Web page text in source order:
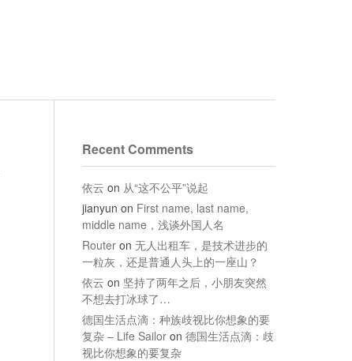
Recent Comments
依云 on 从“这不公平”说起
jianyun on First name, last name,
middle name，浅谈外国人名
Router on 无人出租车，是技术进步的
一粒灰，还是普通人头上的一座山？
依云 on 坚持了两年之后，小朋友突然
不想去打冰球了…
德国生活点滴：种族歧视比你想象的要
复杂 – Life Sailor on 德国生活点滴：歧
视比你想象的要复杂